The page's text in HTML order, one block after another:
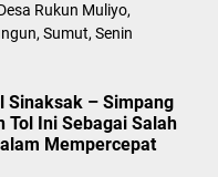
Rukun Muliyo,
Sumut, Senin
Sinaksak – Simpang
Tol Ini Sebagai Salah
Mempercepat